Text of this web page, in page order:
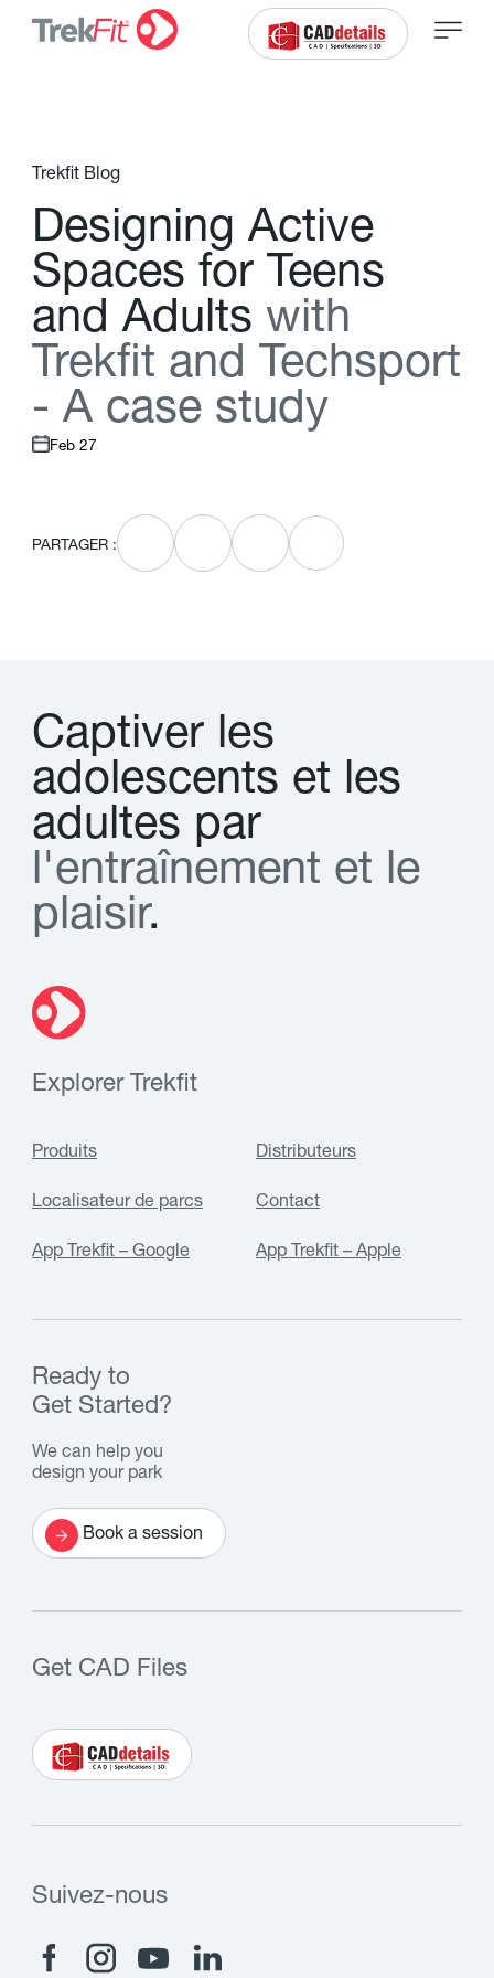
Trekfit Blog
Designing Active
Spaces for Teens
and Adults with
Trekft and Techsport
- A case study
Feb 27
PARTAGER :
Captiver les
adolescents et les
adultes par
l'entraînement et le
plaisir.
Explorer Trekfit
Produits Distributeurs
Localisateur de parcs Contact
App Trekfit – Google App Trekfit – Apple
Ready to
Get Started?
We can help you
design your park
Book a session
Get CAD Files
Suivez-nous